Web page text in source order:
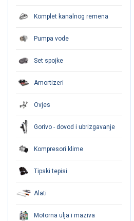
Komplet kanalnog remena
Pumpa vode
Set spojke
Amortizeri
Ovjes
Gorivo - dovod i ubrizgavanje
Kompresori klime
Tipski tepisi
Alati
Motorna ulja i maziva